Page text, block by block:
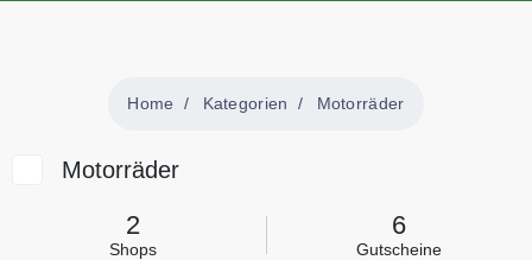
Home Kategorien Motorräder
Motorräder
2
Shops
6
Gutscheine